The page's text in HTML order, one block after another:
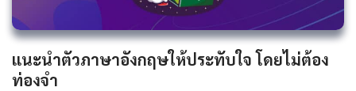
แนะนําตัวภาษาอังกฤษให้ประทับใจ โดยไม่ต้อง
ท่องจำ